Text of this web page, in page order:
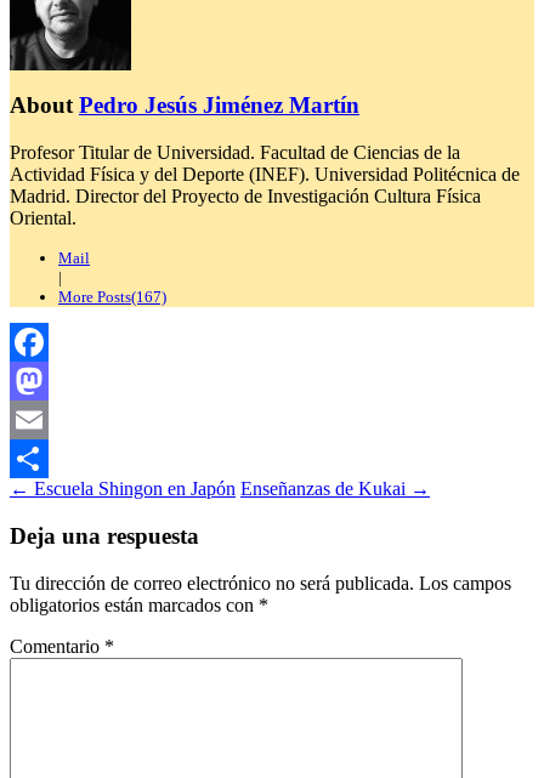
AboutPedro Jesús Jiménez Martín
Profesor Titular de Universidad. Facultad de Ciencias de la
Actividad Física y del Deporte (INEF). Universidad Politécnica de
Madrid. Director del Proyecto de Investigación Cultura Física
Oriental.
Mail
|
More Posts(167)
Facebook
Mastodon
Email
Compartir
Navegación
de
entradas
← Escuela Shingon en Japón Enseñanzas de Kukai →
Deja una respuesta
Tu dirección de correo electrónico no será publicada. Los campos
obligatorios están marcados con *
Comentario *